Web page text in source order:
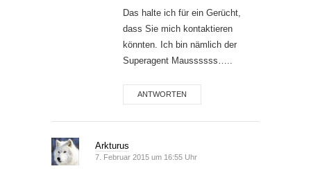
Das halte ich für ein Gerücht,
dass Sie mich kontaktieren
könnten. Ich bin nämlich der
Superagent Maussssss…..
ANTWORTEN
Arkturus
7. Februar 2015 um 16:55 Uhr